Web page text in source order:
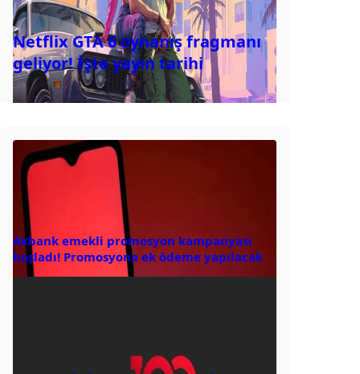
Netflix GTA 6 oynanış fragmanı
geliyor! İşte yayın tarihi
Akbank emekli promosyon kampanyası
başladı! Promosyona ek ödeme yapılacak